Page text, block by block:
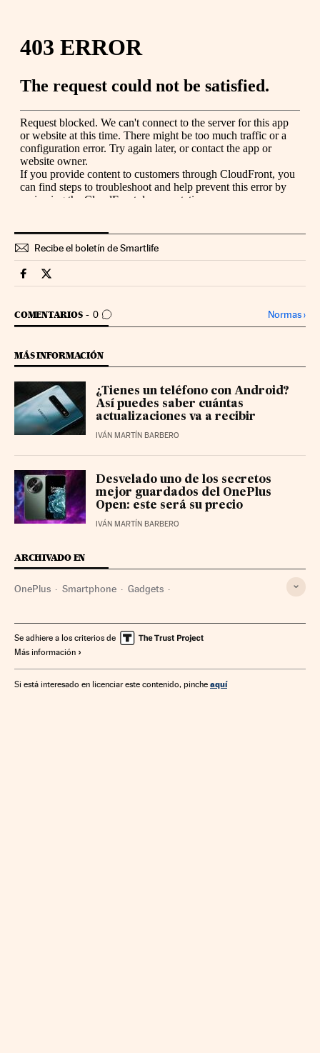
Recibe el boletín de Smartlife
Smartlife Cinco Días en Facebook
Smartlife Cinco Días en Twitter
COMENTARIOS 0
IR A LOS COMENTARIOS Normas›
MÁS INFORMACIÓN
¿Tienes un teléfono con Android?
Así puedes saber cuántas
actualizaciones va a recibir
IVÁN MARTÍN BARBERO
Desvelado uno de los secretos
mejor guardados del OnePlus
Open: este será su precio
IVÁN MARTÍN BARBERO
ARCHIVADO EN
OnePlus Smartphone Gadgets
Telefonía móvil Empresas Telefonía
Telecomunicaciones Comunicaciones Ciencia
Se adhiere a los criterios de
Más información
Si está interesado en licenciar este contenido, pinche aquí